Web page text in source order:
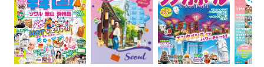
ミラノの交通
『最後の晩餐』
三大巨匠の創作
ガレリア・ヴィットリオ・エマヌエーレ2世
たちよりカフェ